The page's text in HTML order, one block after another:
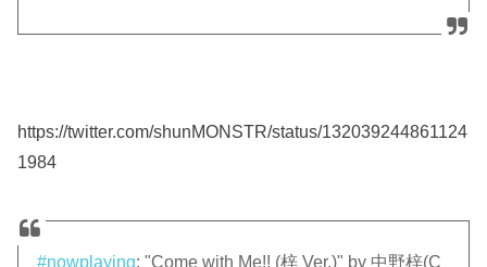
https://twitter.com/shunMONSTR/status/132039244861124
1984
#nowplaying: "Come with Me!! (梓 Ver.)" by 中野梓(C